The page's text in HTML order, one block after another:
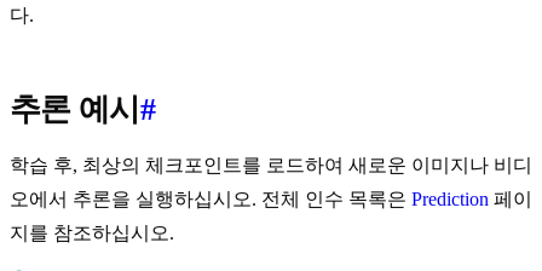
다.
추론 예시 #
학습 후, 최상의 체크포인트를 로드하여 새로운 이미지나 비디
오에서 추론을 실행하십시오. 전체 인수 목록은 Prediction 페이
지를 참조하십시오.